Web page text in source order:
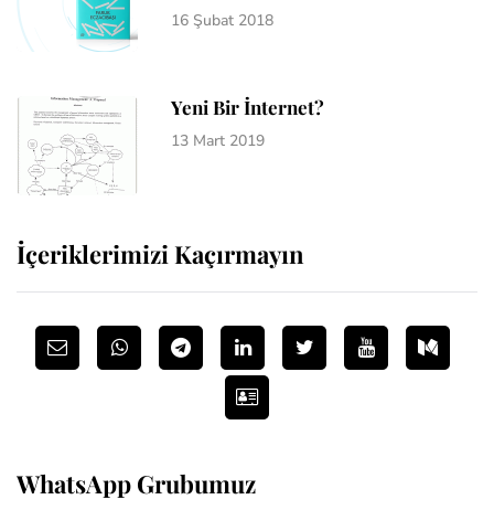
16 Şubat 2018
Yeni Bir İnternet?
13 Mart 2019
İçeriklerimizi Kaçırmayın
WhatsApp Grubumuz